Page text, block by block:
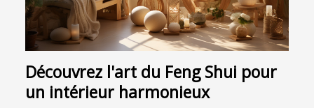
Découvrez l'art du Feng Shui pour
un intérieur harmonieux